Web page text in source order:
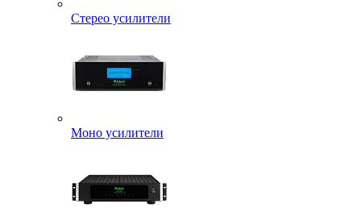
Стерео усилители
Моно усилители